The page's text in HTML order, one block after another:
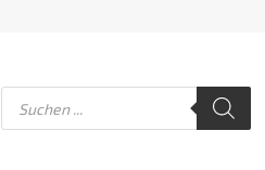
Products
search